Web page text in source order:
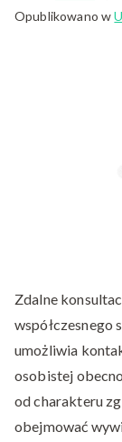
Opublikowano w
Zdalne
współczesnego
umożliwia
osobistej
od charakteru
obejmować